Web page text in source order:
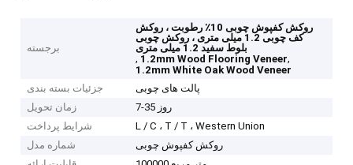
برجسته
روکش کفپوش چوبی 10٪ رطوبت ، روکش
کف چوبی 1.2 میلی متری ، روکش چوبی
بلوط سفید 1.2 میلی متری
, 1.2mm Wood Flooring Veneer,
1.2mm White Oak Wood Veneer
جزئیات بسته بندی
پالت های چوبی
زمان تحویل
7-35 روز
شرایط پرداخت
L / C ، T / T ، Western Union
شماره مدل
روکش کفپوش چوبی